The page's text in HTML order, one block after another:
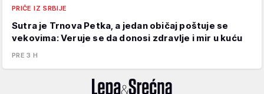
PRIČE IZ SRBIJE
Sutra je Trnova Petka, a jedan običaj poštuje se
vekovima: Veruje se da donosi zdravlje i mir u kuću
PRE 3 H